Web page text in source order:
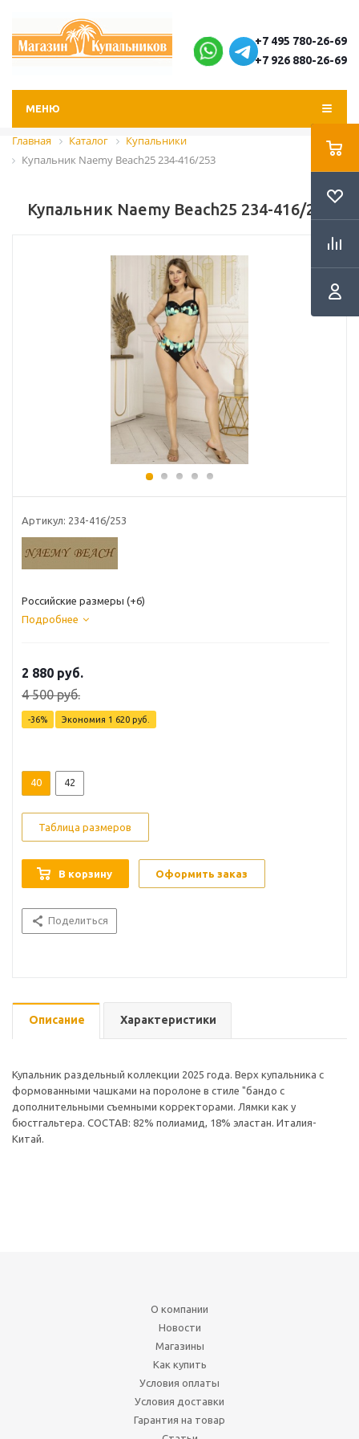
+7 495 780-26-69
+7 926 880-26-69
МЕНЮ
Главная Каталог
Купальники
Купальник Naemy Beach25 234-416/253
Купальник Naemy Beach25 234-416/253
Артикул: 234-416/253
Российские размеры (+6)
Подробнее
2 880 руб.
4 500руб.
-36% Экономия 1 620 руб.
40 42
Таблица размеров
В корзину Оформить заказ
Поделиться
Описание Характеристики
Купальник раздельный коллекции 2025 года. Верх купальника с
формованными чашками на поролоне в стиле "бандо с
дополнительными съемными корректорами. Лямки как у
бюстгальтера. СОСТАВ: 82% полиамид, 18% эластан. Италия-
Китай.
О компании
Новости
Магазины
Как купить
Условия оплаты
Условия доставки
Гарантия на товар